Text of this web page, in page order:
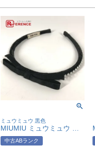
ミュウミュウ 黒色
中古ABランク